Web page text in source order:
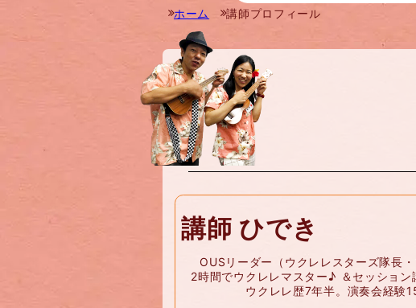
ホーム 講師プロフィール
講師 ひでき
OUSリーダー（ウクレレスターズ隊長・
2時間でウクレレマスター♪ ＆セッション
ウクレレ歴7年半。演奏会経験